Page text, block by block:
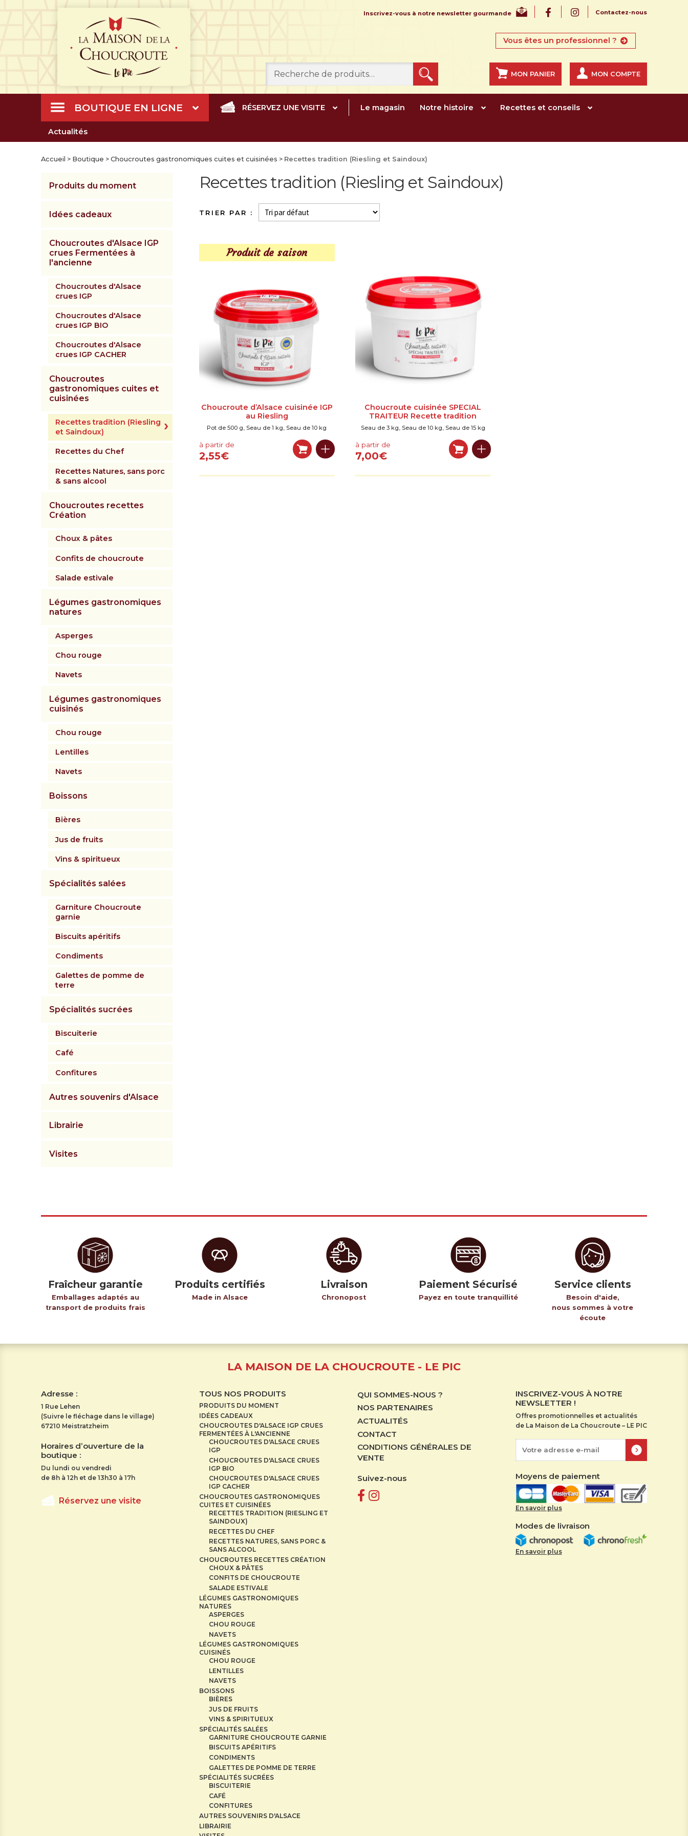
pour :
Vous êtes un professionnel ?
Inscrivez-vous à notre newsletter gourmande Contactez-nous
MON PANIER MON COMPTE
BOUTIQUE EN LIGNE RÉSERVEZ UNE VISITE Le magasin Notre histoire Recettes et conseils
Actualités
Accueil > Boutique > Choucroutes gastronomiques cuites et cuisinées > Recettes tradition (Riesling et Saindoux)
Recettes tradition (Riesling et Saindoux)
Produit de saison
Choucroute d’Alsace cuisinée IGP
au Riesling
Pot de 500 g, Seau de 1 kg, Seau de 10 kg
à partir de
2,55€
Choucroute cuisinée SPECIAL
TRAITEUR Recette tradition
Seau de 3 kg, Seau de 10 kg, Seau de 15 kg
à partir de
7,00€
Produits du moment
Idées cadeaux
Choucroutes d'Alsace IGP
crues Fermentées à
l'ancienne
Choucroutes d'Alsace
crues IGP
Choucroutes d'Alsace
crues IGP BIO
Choucroutes d'Alsace
crues IGP CACHER
Choucroutes
gastronomiques cuites et
cuisinées
Recettes tradition (Riesling
et Saindoux)
Recettes du Chef
Recettes Natures, sans porc
& sans alcool
Choucroutes recettes
Création
Choux & pâtes
Confits de choucroute
Salade estivale
Légumes gastronomiques
natures
Asperges
Chou rouge
Navets
Légumes gastronomiques
cuisinés
Chou rouge
Lentilles
Navets
Boissons
Bières
Jus de fruits
Vins & spiritueux
Spécialités salées
Garniture Choucroute
garnie
Biscuits apéritifs
Condiments
Galettes de pomme de
terre
Spécialités sucrées
Biscuiterie
Café
Confitures
Autres souvenirs d'Alsace
Librairie
Visites
Fraîcheur garantie
Emballages adaptés au
transport de produits frais
Produits certifiés
Made in Alsace
Livraison
Chronopost
Paiement Sécurisé
Payez en toute tranquillité
Service clients
Besoin d'aide,
nous sommes à votre
écoute
LA MAISON DE LA CHOUCROUTE - LE PIC
Adresse :
1 Rue Lehen
(Suivre le fléchage dans le village)
67210 Meistratzheim
Horaires d’ouverture de la
boutique :
Du lundi ou vendredi
de 8h à 12h et de 13h30 à 17h
Réservez une visite
TOUS NOS PRODUITS
PRODUITS DU MOMENT
IDÉES CADEAUX
CHOUCROUTES D'ALSACE IGP CRUES
FERMENTÉES À L'ANCIENNE
CHOUCROUTES D'ALSACE CRUES
IGP
CHOUCROUTES D'ALSACE CRUES
IGP BIO
CHOUCROUTES D'ALSACE CRUES
IGP CACHER
CHOUCROUTES GASTRONOMIQUES
CUITES ET CUISINÉES
RECETTES TRADITION (RIESLING ET
SAINDOUX)
RECETTES DU CHEF
RECETTES NATURES, SANS PORC &
SANS ALCOOL
CHOUCROUTES RECETTES CRÉATION
CHOUX & PÂTES
CONFITS DE CHOUCROUTE
SALADE ESTIVALE
LÉGUMES GASTRONOMIQUES
NATURES
ASPERGES
CHOU ROUGE
NAVETS
LÉGUMES GASTRONOMIQUES
CUISINÉS
CHOU ROUGE
LENTILLES
NAVETS
BOISSONS
BIÈRES
JUS DE FRUITS
VINS & SPIRITUEUX
SPÉCIALITÉS SALÉES
GARNITURE CHOUCROUTE GARNIE
BISCUITS APÉRITIFS
CONDIMENTS
GALETTES DE POMME DE TERRE
SPÉCIALITÉS SUCRÉES
BISCUITERIE
CAFÉ
CONFITURES
AUTRES SOUVENIRS D'ALSACE
LIBRAIRIE
QUI SOMMES-NOUS ?
NOS PARTENAIRES
ACTUALITÉS
CONTACT
CONDITIONS GÉNÉRALES DE
VENTE
Suivez-nous
INSCRIVEZ-VOUS À NOTRE
NEWSLETTER !
Offres promotionnelles et actualités
de La Maison de La Choucroute – LE PIC
Moyens de paiement
En savoir plus
Modes de livraison
En savoir plus